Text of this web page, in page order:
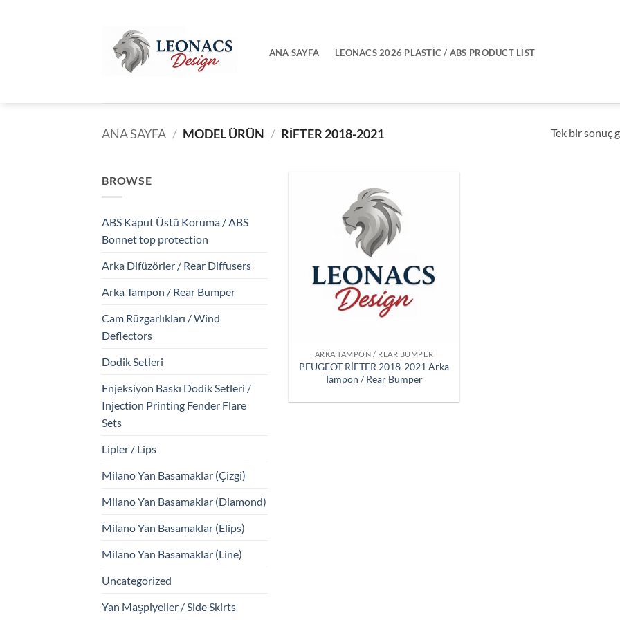
ANA SAYFA LEONACS 2026 PLASTIC / ABS PRODUCT LIST
ANA SAYFA / MODEL ÜRÜN / RİFTER 2018-2021 Tek bir sonuç
BROWSE
ABS Kaput Üstü Koruma / ABS
Bonnet top protection
Arka Difüzörler / Rear Diffusers
Arka Tampon / Rear Bumper
Cam Rüzgarlıkları / Wind
Deflectors
Dodik Setleri
Enjeksiyon Baskı Dodik Setleri /
Injection Printing Fender Flare
Sets
Lipler / Lips
Milano Yan Basamaklar (Çizgi)
Milano Yan Basamaklar (Diamond)
Milano Yan Basamaklar (Elips)
Milano Yan Basamaklar (Line)
Uncategorized
Yan Maşpiyeller / Side Skirts
ARKA TAMPON / REAR BUMPER
PEUGEOT RİFTER 2018-2021 Arka
Tampon / Rear Bumper